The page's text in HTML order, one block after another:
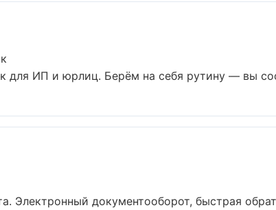
для ИП и юрлиц. Берём на себя рутину — вы
Электронный документооборот, быстрая